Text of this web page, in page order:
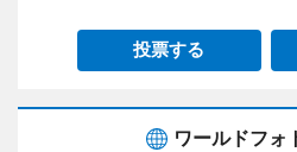
投票する
ワールドフォ